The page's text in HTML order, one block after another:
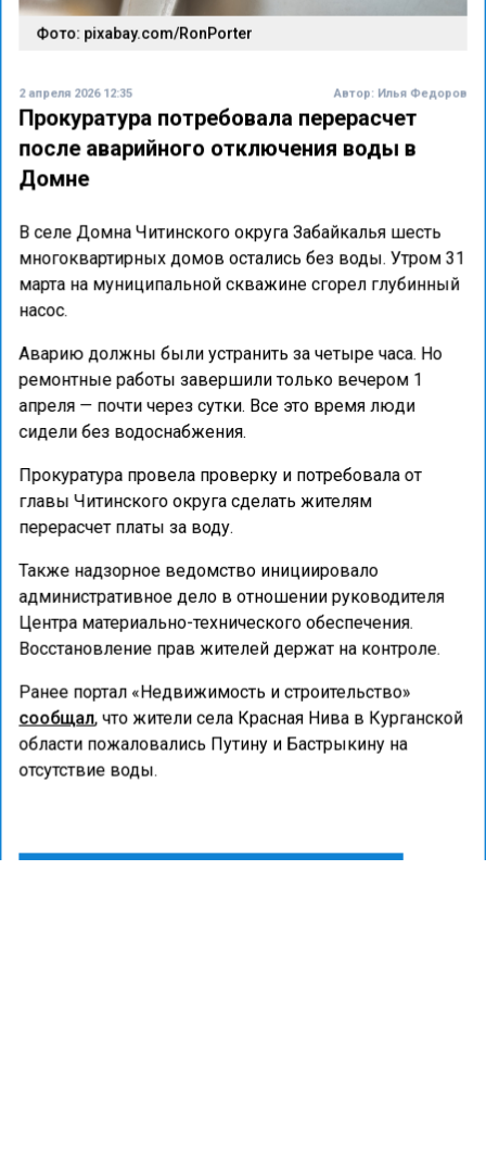
Фото: pixabay.com/RonPorter
2 апреля 2026 12:35 Автор: Илья Федоров
Прокуратура потребовала перерасчет
после аварийного отключения воды в
Домне
В селе Домна Читинского округа Забайкалья шесть
многоквартирных домов остались без воды. Утром 31
марта на муниципальной скважине сгорел глубинный
насос.
Аварию должны были устранить за четыре часа. Но
ремонтные работы завершили только вечером 1
апреля — почти через сутки. Все это время люди
сидели без водоснабжения.
Прокуратура провела проверку и потребовала от
главы Читинского округа сделать жителям
перерасчет платы за воду.
Также надзорное ведомство инициировало
административное дело в отношении руководителя
Центра материально-технического обеспечения.
Восстановление прав жителей держат на контроле.
Ранее портал «Недвижимость и строительство»
сообщал, что жители села Красная Нива в Курганской
области пожаловались Путину и Бастрыкину на
отсутствие воды.